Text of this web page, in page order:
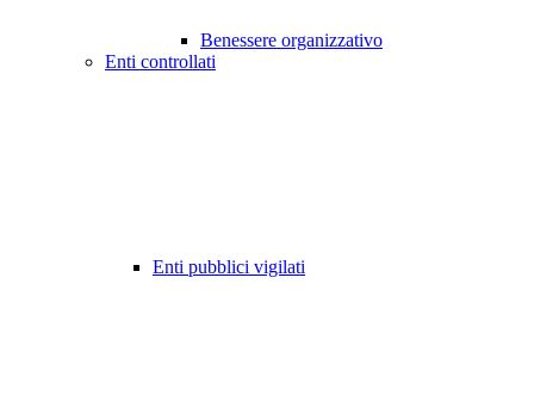
Benessere organizzativo
Enti controllati
Enti pubblici vigilati